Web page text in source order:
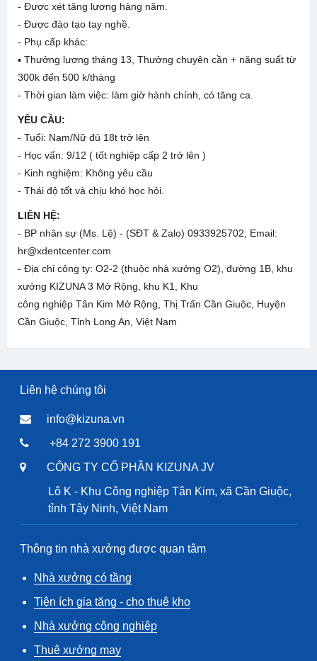
- Được xét tăng lương hàng năm.
- Được đào tạo tay nghề.
- Phụ cấp khác:
▪ Thưởng lương tháng 13, Thưởng chuyên cần + năng suất từ
300k đến 500 k/tháng
- Thời gian làm việc: làm giờ hành chính, có tăng ca.
YÊU CẦU:
- Tuổi: Nam/Nữ đủ 18t trở lên
- Học vấn: 9/12 ( tốt nghiệp cấp 2 trở lên )
- Kinh nghiệm: Không yêu cầu
- Thái độ tốt và chịu khó học hỏi.
LIÊN HỆ:
- BP nhân sự (Ms. Lệ) - (SĐT & Zalo) 0933925702; Email:
hr@xdentcenter.com
- Địa chỉ công ty: O2-2 (thuộc nhà xưởng O2), đường 1B, khu
xưởng KIZUNA 3 Mở Rộng, khu K1, Khu
công nghiệp Tân Kim Mở Rộng, Thị Trấn Cần Giuộc, Huyện
Cần Giuộc, Tỉnh Long An, Việt Nam
Liên hệ chúng tôi
info@kizuna.vn
+84 272 3900 191
CÔNG TY CỔ PHẦN KIZUNA JV
Lô K - Khu Công nghiệp Tân Kim, xã Cần Giuộc,
tỉnh Tây Ninh, Việt Nam
Thông tin nhà xưởng được quan tâm
Nhà xưởng có tầng
Tiện ích gia tăng - cho thuê kho
Nhà xưởng công nghiệp
Thuê xưởng may